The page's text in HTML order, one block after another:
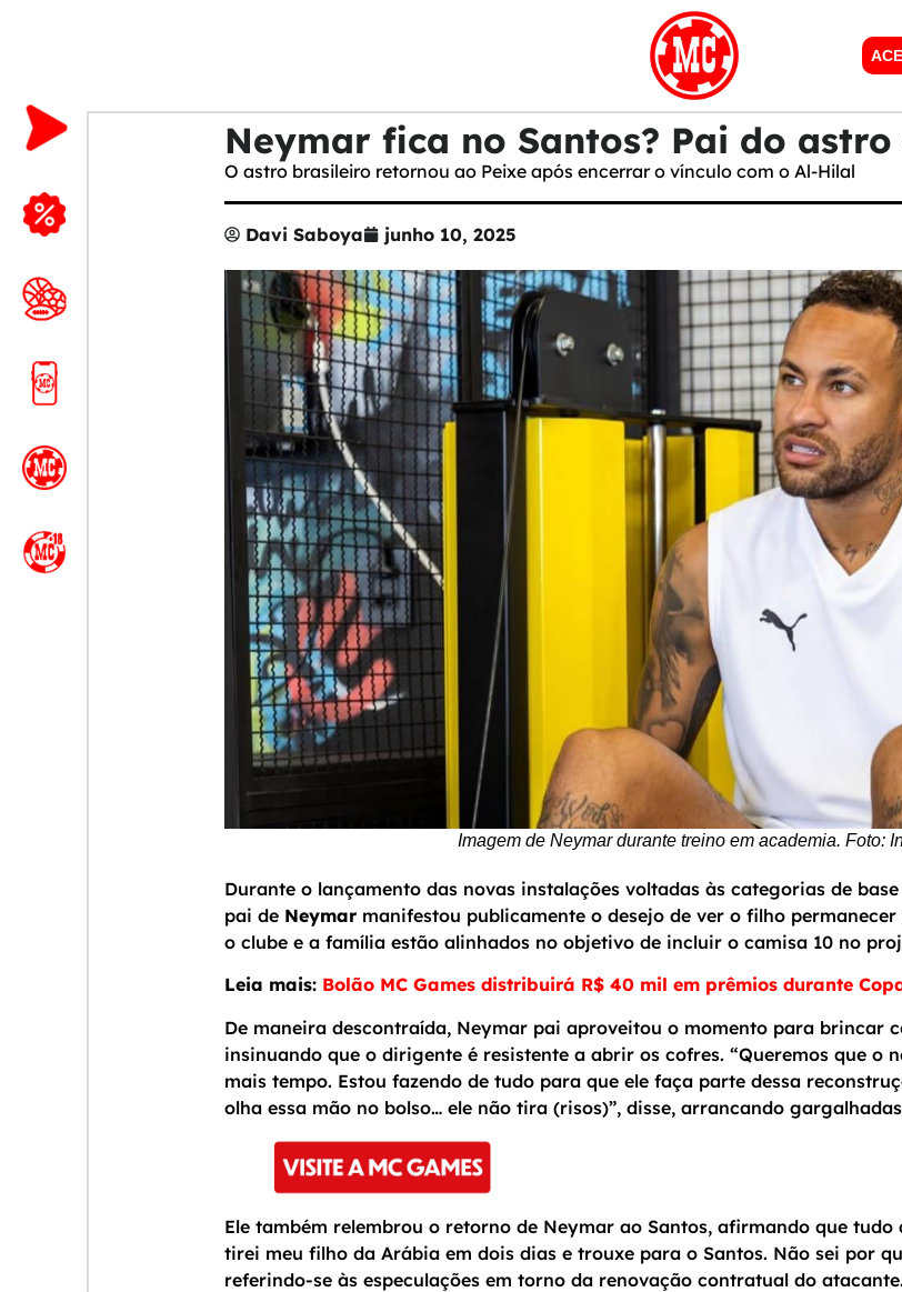
Neymar fica no Santos? Pai do
O astro brasileiro retornou ao Peixe após encerrar o vínculo com o Al-Hilal
Davi Saboya junho 10, 2025
Imagem de Neymar durante treino em academia. Foto:
Durante o lançamento das novas instalações voltadas às categorias de
pai de Neymarmanifestou publicamente o desejo de ver o filho permanecer
o clube e a família estão alinhados no objetivo de incluir o camisa 10 no
Leia mais: Bolão MC Games distribuirá R$ 40 mil em prêmios durante
De maneira descontraída, Neymar pai aproveitou o momento para brincar
insinuando que o dirigente é resistente a abrir os cofres. “Queremos que o
mais tempo. Estou fazendo de tudo para que ele faça parte dessa
olha essa mão no bolso… ele não tira (risos)”, disse, arrancando
Ele também relembrou o retorno de Neymar ao Santos, afirmando que
tirei meu filho da Arábia em dois dias e trouxe para o Santos. Não sei por
referindo-se às especulações em torno da renovação contratual do atacante.